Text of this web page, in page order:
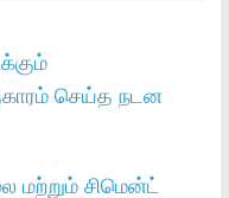
செய்த நடன
மற்றும் சிமென்ட்